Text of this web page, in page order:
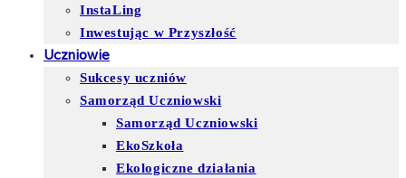
InstaLing
Inwestując w Przyszłość
Uczniowie
Sukcesy uczniów
Samorząd Uczniowski
Samorząd Uczniowski
EkoSzkoła
Ekologiczne działania